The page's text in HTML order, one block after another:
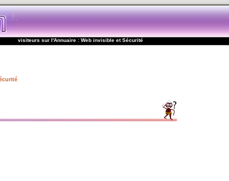
visiteurs sur l'Annuaire : Web invisible et Sécurité